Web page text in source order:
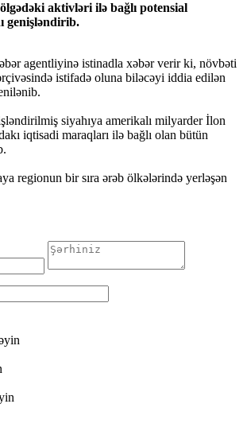
aktivləri ilə bağlı potensial
genişləndirib.
agentliyinə istinadla xəbər verir ki, növbəti
istifadə oluna biləcəyi iddia edilən
siyahıya amerikalı milyarder İlon
iqtisadi maraqları ilə bağlı olan bütün
regionun bir sıra ərəb ölkələrində yerləşən